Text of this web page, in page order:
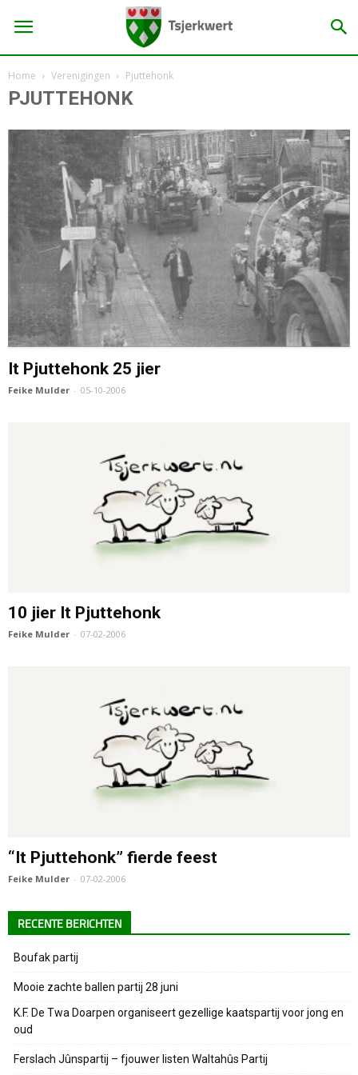
Home Verenigingen Pjuttehonk
PJUTTEHONK
It Pjuttehonk 25 jier
Feike Mulder - 05-10-2006
10 jier It Pjuttehonk
Feike Mulder - 07-02-2006
“It Pjuttehonk” fierde feest
Feike Mulder - 07-02-2006
RECENTE BERICHTEN
Boufak partij
Mooie zachte ballen partij 28 juni
K.F. De Twa Doarpen organiseert gezellige kaatspartij voor jong en
oud
Ferslach Jûnspartij – fjouwer listen Waltahûs Partij